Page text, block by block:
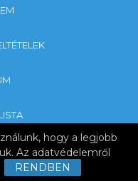
hogy a legjobb
Az adatvédelemről
RENDBEN
Tankerületi Központ